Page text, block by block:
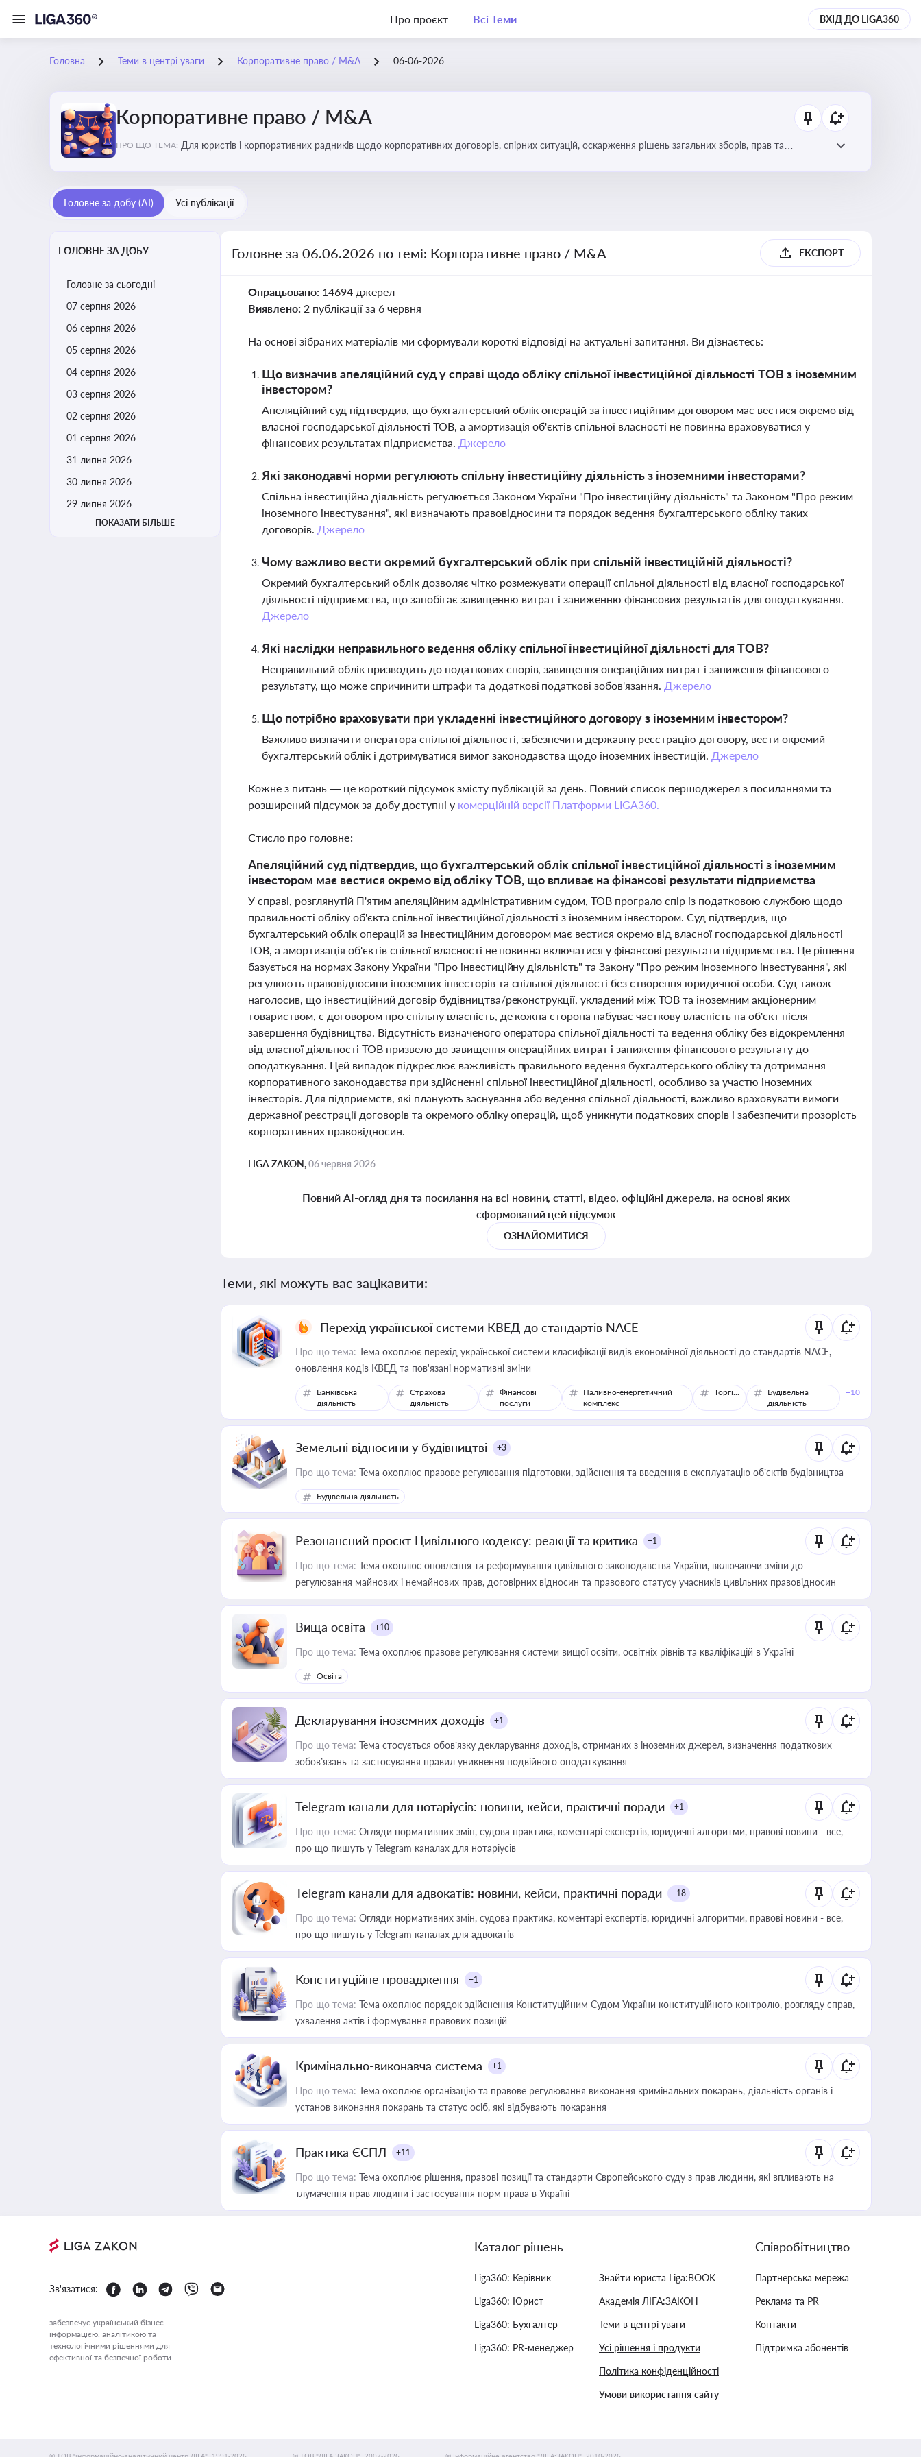
Про проєкт Всі Теми ВХІД ДО LIGA360
Головна Теми в центрі уваги Корпоративне право / M&A 06-06-2026
Корпоративне право / M&A
ПРО ЩО ТЕМА: Для юристів і корпоративних радників щодо корпоративних договорів, спірних ситуацій, оскарження рішень загальних зборів, прав та
Головне за добу (AI) Усі публікації
ГОЛОВНЕ ЗА ДОБУ
Головне за сьогодні
07 серпня 2026
06 серпня 2026
05 серпня 2026
04 серпня 2026
03 серпня 2026
02 серпня 2026
01 серпня 2026
31 липня 2026
30 липня 2026
29 липня 2026
ПОКАЗАТИ БІЛЬШЕ
Головне за 06.06.2026 по темі: Корпоративне право / M&A ЕКСПОРТ
Опрацьовано: 14694 джерел
Виявлено: 2 публікації за 6 червня
На основі зібраних матеріалів ми сформували короткі відповіді на актуальні запитання. Ви дізнаєтесь:
Що визначив апеляційний суд у справі щодо обліку спільної інвестиційної діяльності ТОВ з іноземним
інвестором?
Апеляційний суд підтвердив, що бухгалтерський облік операцій за інвестиційним договором має вестися окремо від
власної господарської діяльності ТОВ, а амортизація об'єктів спільної власності не повинна враховуватися у
фінансових результатах підприємства. Джерело
Які законодавчі норми регулюють спільну інвестиційну діяльність з іноземними інвесторами?
Спільна інвестиційна діяльність регулюється Законом України "Про інвестиційну діяльність" та Законом "Про режим
іноземного інвестування", які визначають правовідносини та порядок ведення бухгалтерського обліку таких
договорів. Джерело
Чому важливо вести окремий бухгалтерський облік при спільній інвестиційній діяльності?
Окремий бухгалтерський облік дозволяє чітко розмежувати операції спільної діяльності від власної господарської
діяльності підприємства, що запобігає завищенню витрат і заниженню фінансових результатів для оподаткування.
Джерело
Які наслідки неправильного ведення обліку спільної інвестиційної діяльності для ТОВ?
Неправильний облік призводить до податкових спорів, завищення операційних витрат і заниження фінансового
результату, що може спричинити штрафи та додаткові податкові зобов'язання. Джерело
Що потрібно враховувати при укладенні інвестиційного договору з іноземним інвестором?
Важливо визначити оператора спільної діяльності, забезпечити державну реєстрацію договору, вести окремий
бухгалтерський облік і дотримуватися вимог законодавства щодо іноземних інвестицій. Джерело
Кожне з питань — це короткий підсумок змісту публікацій за день. Повний список першоджерел з посиланнями та
розширений підсумок за добу доступні у комерційній версії Платформи LIGA360.
Стисло про головне:
Апеляційний суд підтвердив, що бухгалтерський облік спільної інвестиційної діяльності з іноземним
інвестором має вестися окремо від обліку ТОВ, що впливає на фінансові результати підприємства
У справі, розглянутій П'ятим апеляційним адміністративним судом, ТОВ програло спір із податковою службою щодо
правильності обліку об'єкта спільної інвестиційної діяльності з іноземним інвестором. Суд підтвердив, що
бухгалтерський облік операцій за інвестиційним договором має вестися окремо від власної господарської діяльності
ТОВ, а амортизація об'єктів спільної власності не повинна включатися у фінансові результати підприємства. Це рішення
базується на нормах Закону України "Про інвестиційну діяльність" та Закону "Про режим іноземного інвестування", які
регулюють правовідносини іноземних інвесторів та спільної діяльності без створення юридичної особи. Суд також
наголосив, що інвестиційний договір будівництва/реконструкції, укладений між ТОВ та іноземним акціонерним
товариством, є договором про спільну власність, де кожна сторона набуває часткову власність на об'єкт після
завершення будівництва. Відсутність визначеного оператора спільної діяльності та ведення обліку без відокремлення
від власної діяльності ТОВ призвело до завищення операційних витрат і заниження фінансового результату до
оподаткування. Цей випадок підкреслює важливість правильного ведення бухгалтерського обліку та дотримання
корпоративного законодавства при здійсненні спільної інвестиційної діяльності, особливо за участю іноземних
інвесторів. Для підприємств, які планують заснування або ведення спільної діяльності, важливо враховувати вимоги
державної реєстрації договорів та окремого обліку операцій, щоб уникнути податкових спорів і забезпечити прозорість
корпоративних правовідносин.
LIGA ZAKON,06 червня 2026
Повний AI-огляд дня та посилання на всі новини, статті, відео, офіційні джерела, на основі яких
сформований цей підсумок
ОЗНАЙОМИТИСЯ
Теми, які можуть вас зацікавити:
Перехід української системи КВЕД до стандартів NACE
Про що тема: Тема охоплює перехід української системи класифікації видів економічної діяльності до стандартів NACE,
оновлення кодів КВЕД та пов'язані нормативні зміни
Банківська
діяльність
Страхова
діяльність
Фінансові
послуги
Паливно-енергетичний
комплекс
Торгівля
Будівельна
діяльність
+10
Земельні відносини у будівництві +3
Про що тема: Тема охоплює правове регулювання підготовки, здійснення та введення в експлуатацію об’єктів будівництва
Будівельна діяльність
Резонансний проєкт Цивільного кодексу: реакції та критика +1
Про що тема: Тема охоплює оновлення та реформування цивільного законодавства України, включаючи зміни до
регулювання майнових і немайнових прав, договірних відносин та правового статусу учасників цивільних правовідносин
Вища освіта +10
Про що тема: Тема охоплює правове регулювання системи вищої освіти, освітніх рівнів та кваліфікацій в Україні
Освіта
Декларування іноземних доходів +1
Про що тема: Тема стосується обов’язку декларування доходів, отриманих з іноземних джерел, визначення податкових
зобов’язань та застосування правил уникнення подвійного оподаткування
Telegram канали для нотаріусів: новини, кейси, практичні поради +1
Про що тема: Огляди нормативних змін, судова практика, коментарі експертів, юридичні алгоритми, правові новини - все,
про що пишуть у Telegram каналах для нотаріусів
Telegram канали для адвокатів: новини, кейси, практичні поради +18
Про що тема: Огляди нормативних змін, судова практика, коментарі експертів, юридичні алгоритми, правові новини - все,
про що пишуть у Telegram каналах для адвокатів
Конституційне провадження +1
Про що тема: Тема охоплює порядок здійснення Конституційним Судом України конституційного контролю, розгляду справ,
ухвалення актів і формування правових позицій
Кримінально-виконавча система +1
Про що тема: Тема охоплює організацію та правове регулювання виконання кримінальних покарань, діяльність органів і
установ виконання покарань та статус осіб, які відбувають покарання
Практика ЄСПЛ +11
Про що тема: Тема охоплює рішення, правові позиції та стандарти Європейського суду з прав людини, які впливають на
тлумачення прав людини і застосування норм права в Україні
Зв'язатися:
забезпечує український бізнес
інформацією, аналітикою та
технологічними рішеннями для
ефективної та безпечної роботи.
Каталог рішень
Liga360: Керівник
Liga360: Юрист
Liga360: Бухгалтер
Liga360: PR-менеджер
Знайти юриста Liga:BOOK
Академія ЛІГА:ЗАКОН
Теми в центрі уваги
Усі рішення і продукти
Політика конфіденційності
Умови використання сайту
Співробітництво
Партнерська мережа
Реклама та PR
Контакти
Підтримка абонентів